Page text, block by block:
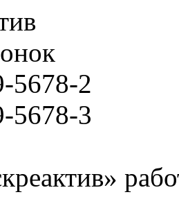
5678-2
5678-3